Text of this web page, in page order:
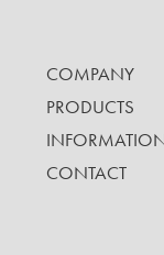
COMPANY
PRODUCTS
CONTACT